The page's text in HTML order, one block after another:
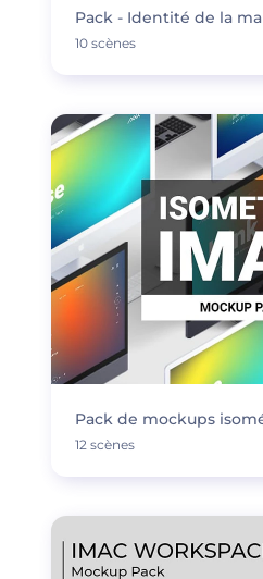
Pack - Identité de la
10 scènes
Pack de mockups
12 scènes